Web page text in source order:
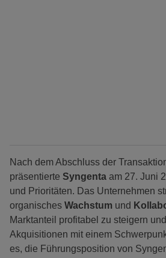
Nach dem Abschluss der
präsentierte Syngenta am 27. Juni
und Prioritäten. Das Unternehmen
organisches Wachstum und
Marktanteil profitabel zu steigern
Akquisitionen mit einem
es, die Führungsposition von